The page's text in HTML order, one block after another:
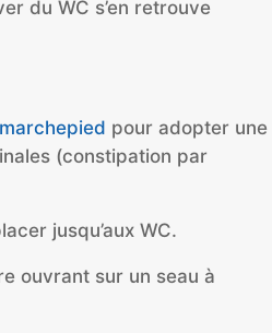
du WC s’en retrouve
marchepied pour adopter une
(constipation par
jusqu’aux WC.
ouvrant sur un seau à